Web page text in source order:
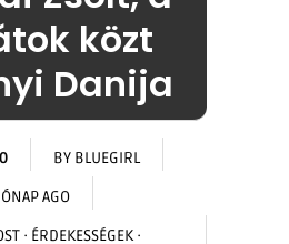
közt
Danija
0 BY BLUEGIRL
AGO
· ÉRDEKESSÉGEK ·